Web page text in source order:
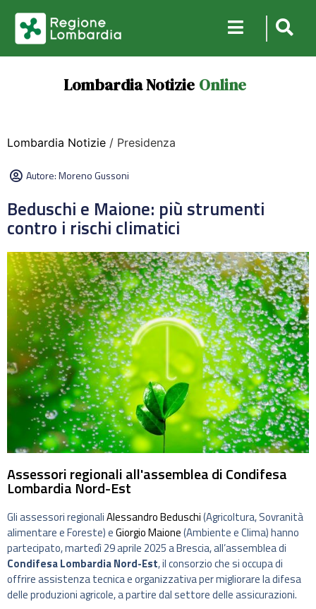
Lombardia Notizie Online
Lombardia Notizie / Presidenza
Autore:Moreno Gussoni
Beduschi e Maione: più strumenti
contro i rischi climatici
Assessori regionali all'assemblea di Condifesa
Lombardia Nord-Est
Gli assessori regionaliAlessandro Beduschi(Agricoltura, Sovranità
alimentare e Foreste) eGiorgio Maione(Ambiente e Clima) hanno
partecipato, martedì 29 aprile 2025 a Brescia, all’assemblea di
Condifesa Lombardia Nord-Est, il consorzio che si occupa di
offrire assistenza tecnica e organizzativa per migliorare la difesa
delle produzioni agricole, a partire dal settore delle assicurazioni.